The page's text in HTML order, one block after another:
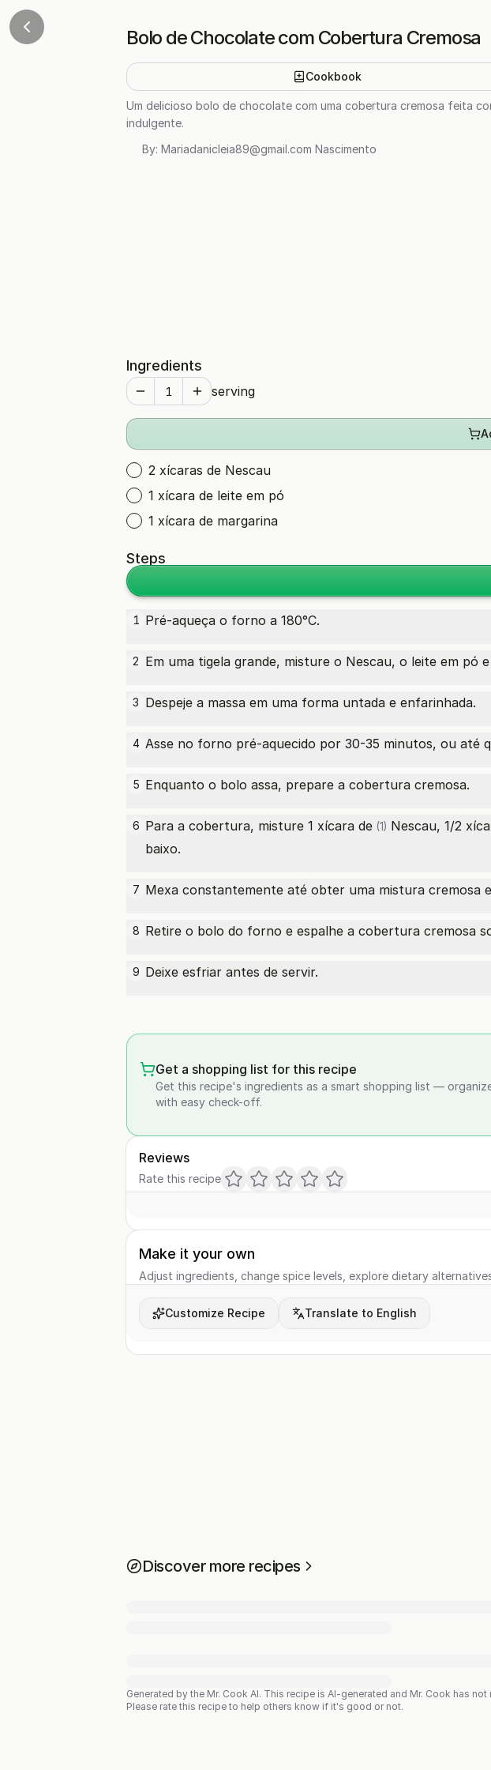
Bolo de Chocolate com Cobertura Cremosa
Cookbook
Um delicioso bolo de chocolate com uma cobertura cremosa feita
indulgente.
By: Mariadanicleia89@gmail.com Nascimento
Ingredients
serving
2 xícaras de Nescau
1 xícara de leite em pó
1 xícara de margarina
Steps
1 Pré-aqueça o forno a 180°C.
2 Em uma tigela grande, misture o Nescau, o leite em pó
3 Despeje a massa em uma forma untada e enfarinhada.
4 Asse no forno pré-aquecido por 30-35 minutos, ou até
5 Enquanto o bolo assa, prepare a cobertura cremosa.
6 Para a cobertura, misture 1 xícara de (1) Nescau, 1/2
baixo.
7 Mexa constantemente até obter uma mistura cremosa
8 Retire o bolo do forno e espalhe a cobertura cremosa
9 Deixe esfriar antes de servir.
Get a shopping list for this recipe
Get this recipe's ingredients as a smart shopping list —
with easy check-off.
Reviews
Rate this recipe
Make it your own
Adjust ingredients, change spice levels, explore dietary
Customize Recipe Translate to English
Discover more recipes
Generated by the Mr. Cook AI. This recipe is AI-generated and Mr. Cook has
Please rate this recipe to help others know if it's good or not.